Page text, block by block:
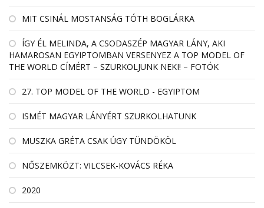
MIT CSINÁL MOSTANSÁG TÓTH BOGLÁRKA
ÍGY ÉL MELINDA, A CSODASZÉP MAGYAR LÁNY, AKI
HAMAROSAN EGYIPTOMBAN VERSENYEZ A TOP MODEL OF
THE WORLD CÍMÉRT – SZURKOLJUNK NEKI! – FOTÓK
27. TOP MODEL OF THE WORLD - EGYIPTOM
ISMÉT MAGYAR LÁNYÉRT SZURKOLHATUNK
MUSZKA GRÉTA CSAK ÚGY TÜNDÖKÖL
NŐSZEMKÖZT: VILCSEK-KOVÁCS RÉKA
2020